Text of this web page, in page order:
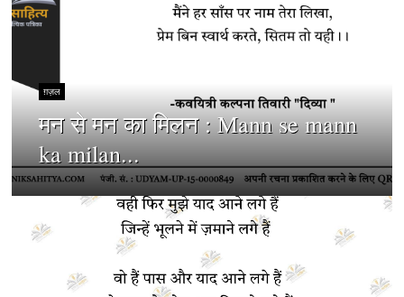
ग़ज़ल
मन से मन का मिलन : Mann se mann
ka milan...